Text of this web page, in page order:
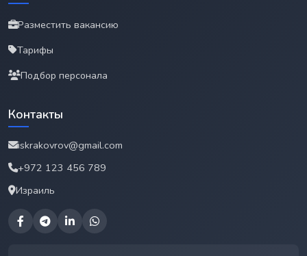
Разместить вакансию
Тарифы
Подбор персонала
Контакты
iskrakovrov@gmail.com
+972 123 456 789
Израиль